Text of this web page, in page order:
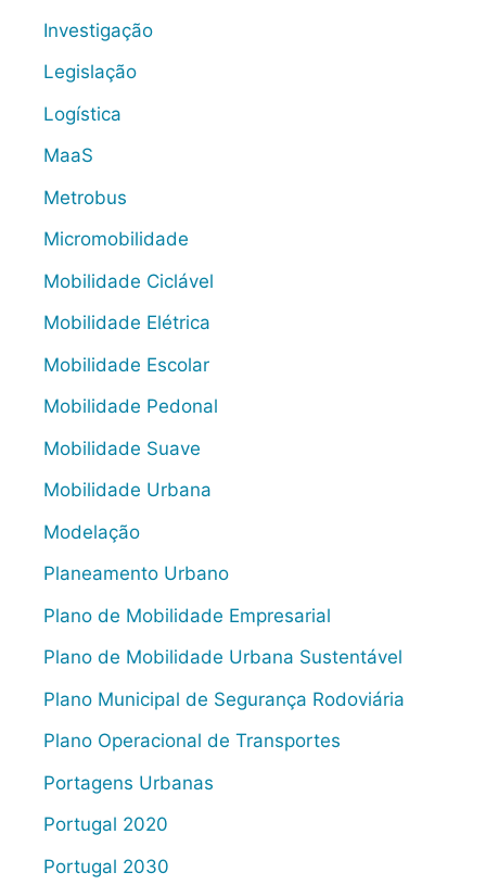
Investigação
Legislação
Logística
MaaS
Metrobus
Micromobilidade
Mobilidade Ciclável
Mobilidade Elétrica
Mobilidade Escolar
Mobilidade Pedonal
Mobilidade Suave
Mobilidade Urbana
Modelação
Planeamento Urbano
Plano de Mobilidade Empresarial
Plano de Mobilidade Urbana Sustentável
Plano Municipal de Segurança Rodoviária
Plano Operacional de Transportes
Portagens Urbanas
Portugal 2020
Portugal 2030